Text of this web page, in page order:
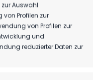
Auswahl
von Profilen zur
von Profilen zur
und
reduzierter Daten zur
Spiele gefunden.